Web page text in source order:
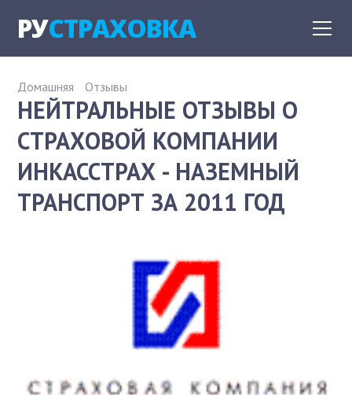
РУСТРАХОВКА
Домашняя Отзывы
НЕЙТРАЛЬНЫЕ ОТЗЫВЫ О
СТРАХОВОЙ КОМПАНИИ
ИНКАССТРАХ - НАЗЕМНЫЙ
ТРАНСПОРТ ЗА 2011 ГОД